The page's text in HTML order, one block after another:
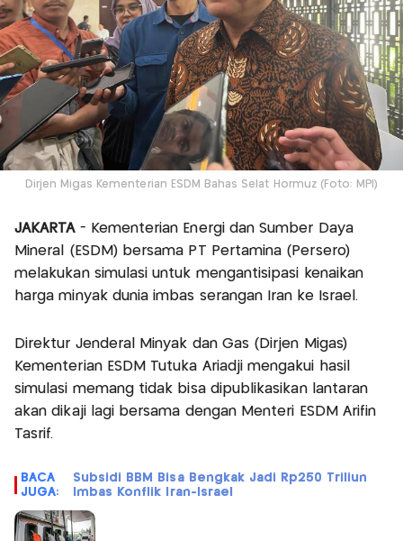
Dirjen Migas Kementerian ESDM Bahas Selat Hormuz (Foto: MPI)
JAKARTA - Kementerian Energi dan Sumber Daya
Mineral (ESDM) bersama PT Pertamina (Persero)
melakukan simulasi untuk mengantisipasi kenaikan
harga minyak dunia imbas serangan Iran ke Israel.
Direktur Jenderal Minyak dan Gas (Dirjen Migas)
Kementerian ESDM Tutuka Ariadji mengakui hasil
simulasi memang tidak bisa dipublikasikan lantaran
akan dikaji lagi bersama dengan Menteri ESDM Arifin
Tasrif.
BACA
JUGA:
Subsidi BBM Bisa Bengkak Jadi Rp250 Triliun
Imbas Konflik Iran-Israel